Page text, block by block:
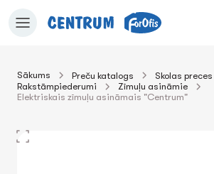
uz grozu
Sākums Preču katalogs
Skolas preces
Rakstāmpiederumi
Zīmuļu asināmie
Elektriskais zīmuļu asināmais "Centrum"